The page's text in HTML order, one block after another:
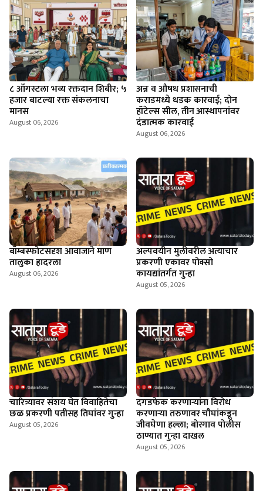
८ ऑगस्टला भव्य रक्तदान शिबीर; ५
हजार बाटल्या रक्त संकलनाचा
मानस
August 06, 2026
अन्न व औषध प्रशासनाची
कराडमध्ये धडक कारवाई; दोन
हॉटेल्स सील, तीन आस्थापनांवर
दंडात्मक कारवाई
August 06, 2026
बॉम्बस्फोटसदृश आवाजाने माण
तालुका हादरला
August 06, 2026
अल्पवयीन मुलीवरील अत्याचार
प्रकरणी एकावर पोक्सो
कायद्यांतर्गत गुन्हा
August 05, 2026
चारित्र्यावर संशय घेत विवाहितेचा
छळ प्रकरणी पतीसह तिघांवर गुन्हा
August 05, 2026
दगडफेक करणार्‍यांना विरोध
करणार्‍या तरुणावर चौघांकडून
जीवघेणा हल्ला; बोरगाव पोलीस
ठाण्यात गुन्हा दाखल
August 05, 2026